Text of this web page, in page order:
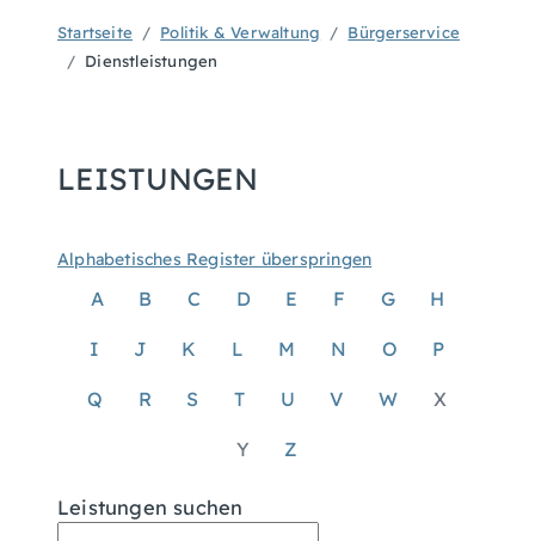
Startseite Politik & Verwaltung
Bürgerservice
Dienstleistungen
LEISTUNGEN
Alphabetisches Register überspringen
A B C D E F G H
I J K L M N O P
Q R S T U V W X
Y Z
Leistungen suchen